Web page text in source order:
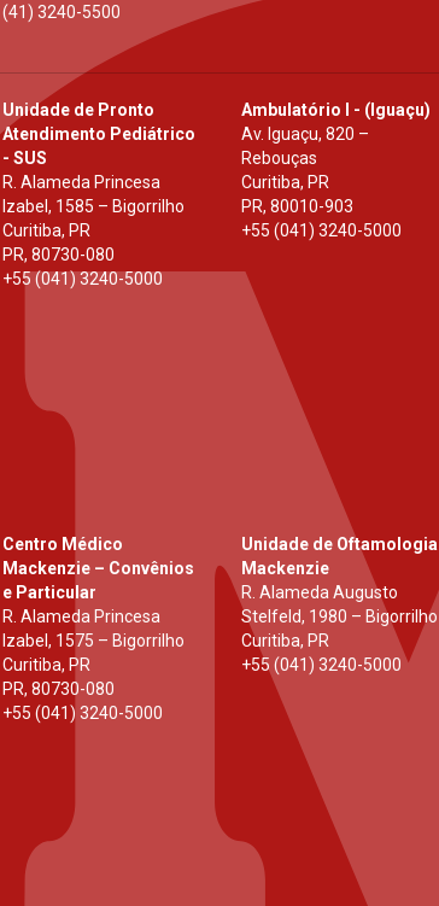
(41) 3240-5500
Unidade de Pronto
Atendimento Pediátrico
- SUS
R. Alameda Princesa
Izabel, 1585 – Bigorrilho
Curitiba, PR
PR, 80730-080
+55 (041) 3240-5000
Ambulatório I - (Iguaçu)
Av. Iguaçu, 820 –
Rebouças
Curitiba, PR
PR, 80010-903
+55 (041) 3240-5000
Centro Médico
Mackenzie – Convênios
e Particular
R. Alameda Princesa
Izabel, 1575 – Bigorrilho
Curitiba, PR
PR, 80730-080
+55 (041) 3240-5000
Unidade de Oftamologia
Mackenzie
R. Alameda Augusto
Stelfeld, 1980 – Bigorrilho
Curitiba, PR
+55 (041) 3240-5000